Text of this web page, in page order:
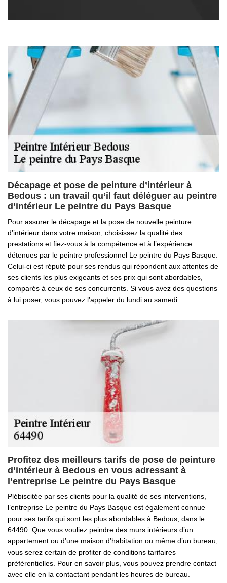
Décapage et pose de peinture d’intérieur à
Bedous : un travail qu’il faut déléguer au peintre
d’intérieur Le peintre du Pays Basque
Pour assurer le décapage et la pose de nouvelle peinture
d’intérieur dans votre maison, choisissez la qualité des
prestations et fiez-vous à la compétence et à l’expérience
détenues par le peintre professionnel Le peintre du Pays Basque.
Celui-ci est réputé pour ses rendus qui répondent aux attentes de
ses clients les plus exigeants et ses prix qui sont abordables,
comparés à ceux de ses concurrents. Si vous avez des questions
à lui poser, vous pouvez l’appeler du lundi au samedi.
Profitez des meilleurs tarifs de pose de peinture
d’intérieur à Bedous en vous adressant à
l’entreprise Le peintre du Pays Basque
Plébiscitée par ses clients pour la qualité de ses interventions,
l’entreprise Le peintre du Pays Basque est également connue
pour ses tarifs qui sont les plus abordables à Bedous, dans le
64490. Que vous vouliez peindre des murs intérieurs d’un
appartement ou d’une maison d’habitation ou même d’un bureau,
vous serez certain de profiter de conditions tarifaires
préférentielles. Pour en savoir plus, vous pouvez prendre contact
avec elle en la contactant pendant les heures de bureau.